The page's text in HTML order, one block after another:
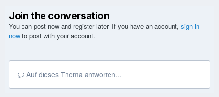
Join the conversation
You can post now and register later. If you have an account, sign in
now to post with your account.
Auf dieses Thema antworten...